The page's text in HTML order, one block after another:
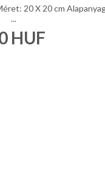
20 X 20 cm
...
HUF